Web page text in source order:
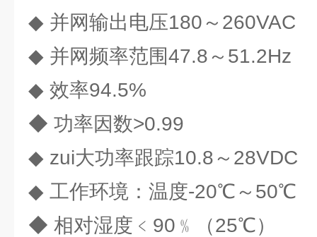
◆ 并网输出电压180～260VAC
◆ 并网频率范围47.8～51.2Hz
◆ 效率94.5%
◆ 功率因数>0.99
◆ zui大功率跟踪10.8～28VDC
◆ 工作环境：温度-20℃～50℃
◆ 相对湿度﹤90﹪（25℃）